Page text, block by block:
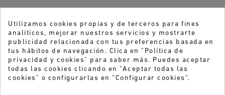
Utilizamos cookies propias y de terceros para fines
analíticos, mejorar nuestros servicios y mostrarte
publicidad relacionada con tus preferencias basada en
tus hábitos de navegación. Clica en "Política de
privacidad y cookies" para saber más. Puedes aceptar
todas las cookies clicando en "Aceptar todas las
cookies" o configurarlas en "Configurar cookies".